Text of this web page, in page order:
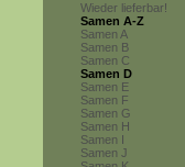
Wieder lieferbar!
Samen A-Z
Samen A
Samen B
Samen C
Samen D
Samen E
Samen F
Samen G
Samen H
Samen I
Samen J